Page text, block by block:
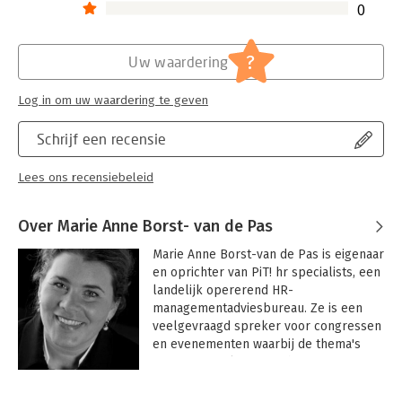
0
Schrijf een recensie
Lees ons recensiebeleid
Uw waardering ?
Log in om uw waardering te geven
Over Marie Anne Borst- van de Pas
Marie Anne Borst-van de Pas is eigenaar
en oprichter van PiT! hr specialists, een
landelijk opererend HR-
managementadviesbureau. Ze is een
veelgevraagd spreker voor congressen
en evenementen waarbij de thema's